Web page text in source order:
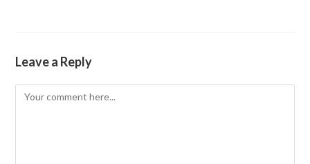
Leave a Reply